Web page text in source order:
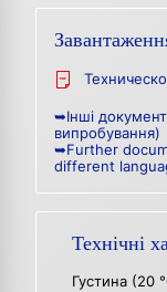
➥Інші
випробування)
➥Further
different
Технічні
Густина (20